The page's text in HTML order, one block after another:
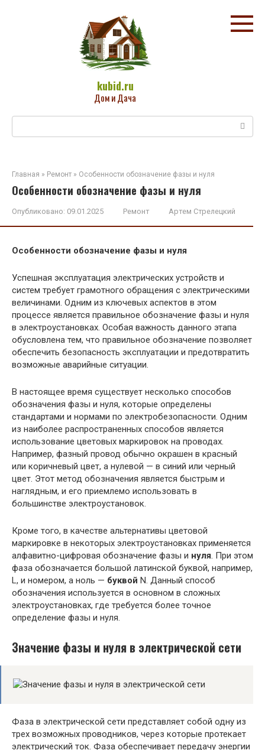
kubid.ru
Дом и Дача
Главная » Ремонт » Особенности обозначение фазы и нуля
Особенности обозначение фазы и нуля
Опубликовано: 09.01.2025 Ремонт Артем Стрелецкий
Особенности обозначение фазы и нуля
Успешная эксплуатация электрических устройств и
систем требует грамотного обращения с электрическими
величинами. Одним из ключевых аспектов в этом
процессе является правильное обозначение фазы и нуля
в электроустановках. Особая важность данного этапа
обусловлена тем, что правильное обозначение позволяет
обеспечить безопасность эксплуатации и предотвратить
возможные аварийные ситуации.
В настоящее время существует несколько способов
обозначения фазы и нуля, которые определены
стандартами и нормами по электробезопасности. Одним
из наиболее распространенных способов является
использование цветовых маркировок на проводах.
Например, фазный провод обычно окрашен в красный
или коричневый цвет, а нулевой — в синий или черный
цвет. Этот метод обозначения является быстрым и
наглядным, и его приемлемо использовать в
большинстве электроустановок.
Кроме того, в качестве альтернативы цветовой
маркировке в некоторых электроустановках применяется
алфавитно-цифровая обозначение фазы и нуля. При этом
фаза обозначается большой латинской буквой, например,
L, и номером, а ноль — буквой N. Данный способ
обозначения используется в основном в сложных
электроустановках, где требуется более точное
определение фазы и нуля.
Значение фазы и нуля в электрической сети
Фаза в электрической сети представляет собой одну из
трех возможных проводников, через которые протекает
электрический ток. Фаза обеспечивает передачу энергии